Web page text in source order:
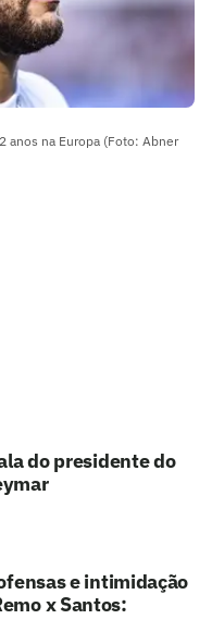
anos na Europa (Foto: Abner
do presidente do
e intimidação
x Santos: